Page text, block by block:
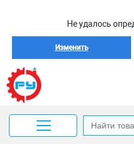
Не удалось
Изменить